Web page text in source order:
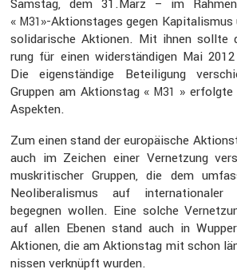
Samstag, dem 31.März – im
« M31 »-Aktionstages gegen
solida­ri­sche Aktionen. Mit ihnen sollte
rung für einen wider­stän­digen Mai
Die eigen­stän­dige Betei­li­gung
Gruppen am Aktionstag « M31 » erfolgte
Aspekten.
Zum einen stand der europäi­sche
auch im Zeichen einer Vernet­zung
mus­kri­ti­scher Gruppen, die dem
Neoli­be­ra­lismus auf inter­na­tio­naler
begegnen wollen. Eine solche
auf allen Ebenen stand auch in
Aktionen, die am Aktionstag mit schon
nissen verknüpft wurden.